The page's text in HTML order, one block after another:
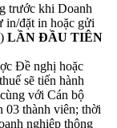
trước khi Doanh
in/đặt in hoặc gửi
LẦN ĐẦU TIÊN
Đề nghị hoặc
sẽ tiến hành
với Cán bộ
03 thành viên; thời
nghiệp thông